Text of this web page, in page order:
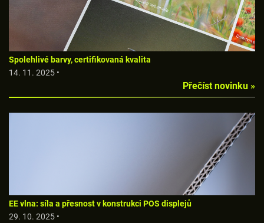
Spolehlivé barvy, certifikovaná kvalita
14. 11. 2025 •
Přečíst novinku »
EE vlna: síla a přesnost v konstrukci POS displejů
29. 10. 2025 •